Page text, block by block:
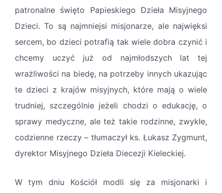
patronalne święto Papieskiego Dzieła Misyjnego
Dzieci. To są najmniejsi misjonarze, ale najwięksi
sercem, bo dzieci potrafią tak wiele dobra czynić i
chcemy uczyć już od najmłodszych lat tej
wrażliwości na biedę, na potrzeby innych ukazując
te dzieci z krajów misyjnych, które mają o wiele
trudniej, szczególnie jeżeli chodzi o edukację, o
sprawy medyczne, ale też takie rodzinne, zwykłe,
codzienne rzeczy – tłumaczył ks. Łukasz Zygmunt,
dyrektor Misyjnego Dzieła Diecezji Kieleckiej.
W tym dniu Kościół modli się za misjonarki i